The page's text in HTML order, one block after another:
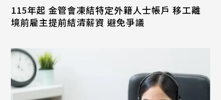
115年起 金管會凍結特定外籍人士帳戶 移工離
境前雇主提前結清薪資 避免爭議